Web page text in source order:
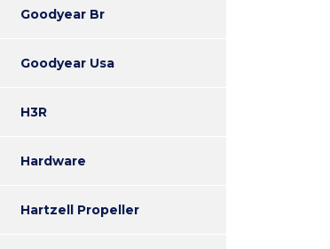
Goodyear Br
Goodyear Usa
H3R
Hardware
Hartzell Propeller